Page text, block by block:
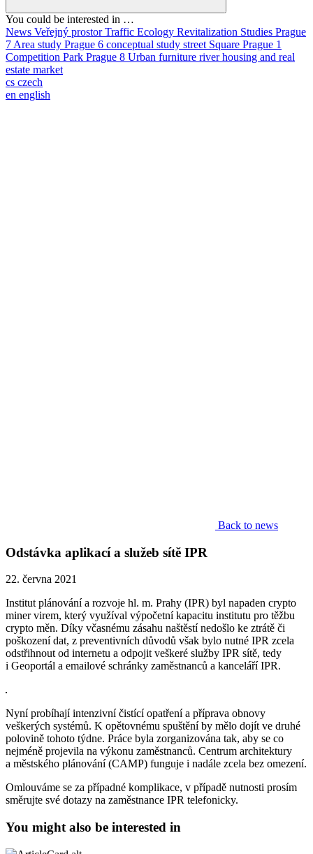
You could be interested in …
News Veřejný prostorTraffic Ecology Revitalization Studies Prague
7 Area study Prague 6 conceptual study street Square Prague 1
Competition Park Prague 8 Urban furniture riverhousing and real
estate market
cs czech
en english
Back to news
Odstávka aplikací a služeb sítě IPR
22. června 2021
Institut plánování a rozvoje hl. m. Prahy (IPR) byl napaden crypto
miner virem, který využíval výpočetní kapacitu institutu pro těžbu
crypto měn. Díky včasnému zásahu naštěstí nedošlo ke ztrátě či
poškození dat, z preventivních důvodů však bylo nutné IPR zcela
odstřihnout od internetu a odpojit veškeré služby IPR sítě, tedy
i Geoportál a emailové schránky zaměstnanců a kanceláří IPR.
Nyní probíhají intenzivní čistící opatření a příprava obnovy
veškerých systémů. K opětovnému spuštění by mělo dojít ve druhé
polovině tohoto týdne. Práce byla zorganizována tak, aby se co
nejméně projevila na výkonu zaměstnanců. Centrum architektury
a městského plánování (CAMP) funguje i nadále zcela bez omezení.
Omlouváme se za případné komplikace, v případě nutnosti prosím
směrujte své dotazy na zaměstnance IPR telefonicky.
You might also be interested in